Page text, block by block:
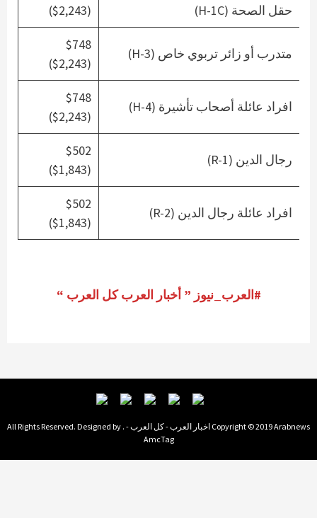
حقل الصحة (H-1C)
($2,243)
متدرب أو زائر تربوي خاص (H-3)
$748
($2,243)
افراد عائلة أصحاب تأشيرة (H-4)
$748
($2,243)
رجال الدين (R-1)
$502
($1,843)
افراد عائلة رجال الدين (R-2)
$502
($1,843)
#العرب_نيوز ” أخبار العرب كل العرب “
Copyright © 2019 Arabnews اخبار العرب - كل العرب - . All Rights Reserved. Designed by
AmcTag